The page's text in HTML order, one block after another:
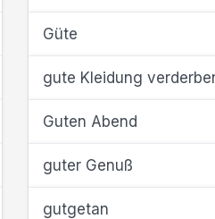
Güte
gute Kleidung
Guten Abend
guter Genuß
gutgetan